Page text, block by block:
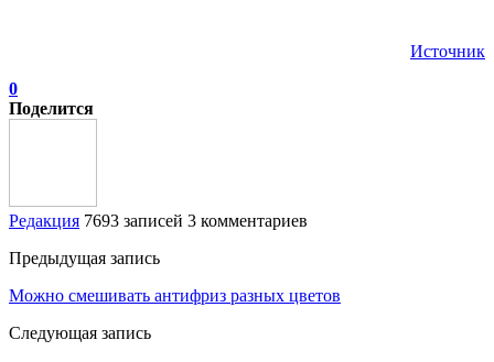
Источник
0
Поделится
Редакция 7693 записей 3 комментариев
Предыдущая запись
Можно смешивать антифриз разных цветов
Следующая запись